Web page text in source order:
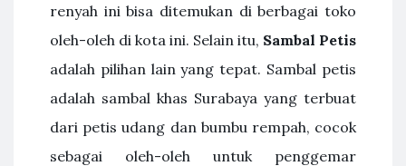
renyah ini bisa ditemukan di berbagai toko
oleh-oleh di kota ini. Selain itu, Sambal Petis
adalah pilihan lain yang tepat. Sambal petis
adalah sambal khas Surabaya yang terbuat
dari petis udang dan bumbu rempah, cocok
sebagai oleh-oleh untuk penggemar